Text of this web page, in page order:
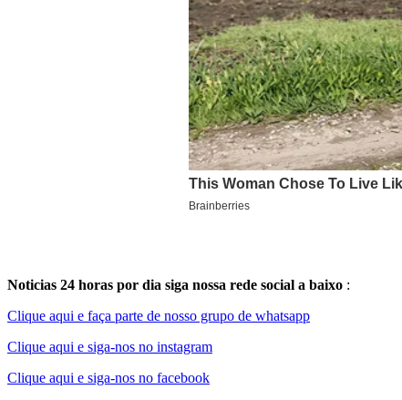
Noticias 24 horas por dia siga nossa rede social a baixo :
Clique aqui e faça parte de nosso grupo de whatsapp
Clique aqui e siga-nos no instagram
Clique aqui e siga-nos no facebook